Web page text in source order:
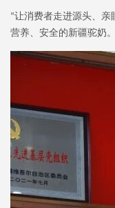
“让消费者走进源头、亲
营养、安全的新疆驼奶